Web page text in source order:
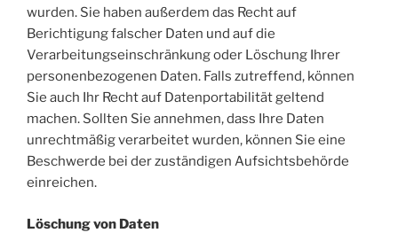
wurden. Sie haben außerdem das Recht auf
Berichtigung falscher Daten und auf die
Verarbeitungseinschränkung oder Löschung Ihrer
personenbezogenen Daten. Falls zutreffend, können
Sie auch Ihr Recht auf Datenportabilität geltend
machen. Sollten Sie annehmen, dass Ihre Daten
unrechtmäßig verarbeitet wurden, können Sie eine
Beschwerde bei der zuständigen Aufsichtsbehörde
einreichen.
Löschung von Daten